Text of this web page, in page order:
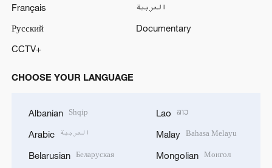
Français
العربية
Русский
Documentary
CCTV+
CHOOSE YOUR LANGUAGE
Albanian Shqip
Arabic العربية
Belarusian Беларуская
Lao ລາວ
Malay Bahasa Melayu
Mongolian Монгол